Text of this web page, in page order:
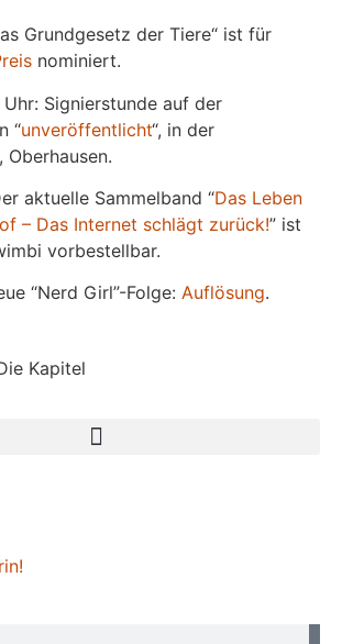
Grundgesetz der Tiere“ ist für
nominiert.
Uhr: Signierstunde auf der
“unveröffentlicht“, in der
aktuelle Sammelband “Das Leben
– Das Internet schlägt zurück!” ist
vorbestellbar.
“Nerd Girl”-Folge: Auflösung.
Kapitel